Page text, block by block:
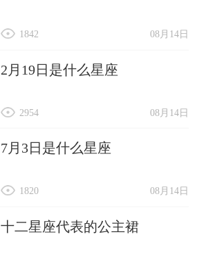
08月14日
1842
2月19日是什么星座
08月14日
2954
7月3日是什么星座
08月14日
1820
十二星座代表的公主裙